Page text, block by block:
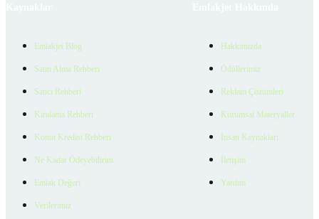
Emlakjet Blog
Satın Alma Rehberi
Satıcı Rehberi
Kiralama Rehberi
Konut Kredisi Rehberi
Ne Kadar Ödeyebilirim
Emlak Değeri
Verilerimiz
Hakkımızda
Ödüllerimiz
Reklam Çözümleri
Kurumsal Materyaller
İnsan Kaynakları
İletişim
Yardım